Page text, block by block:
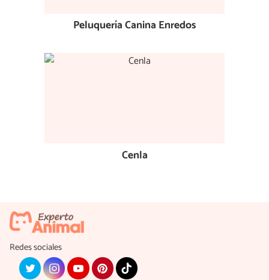
Peluquería Canina Enredos
Cenla
Redes sociales